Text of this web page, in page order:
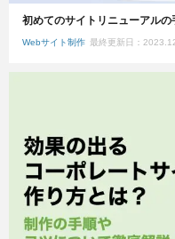
初めてのサイトリニューアル
Webサイト制作 最終更新日：